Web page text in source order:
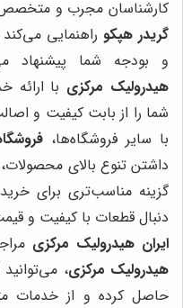
کارشناسان مجرب و
گریدر هپکو راهنمایی می‌کند
و بودجه شما پیشنهاد
هیدرولیک مرکزی با
شما را از بابت کیفیت و
با سایر فروشگاه‌ها،
داشتن تنوع بالای
گزینه مناسب‌تری برای
دنبال قطعات با کیفیت و
ایران هیدرولیک مرکزی
هیدرولیک مرکزی،
حاصل کرده و از خدمات